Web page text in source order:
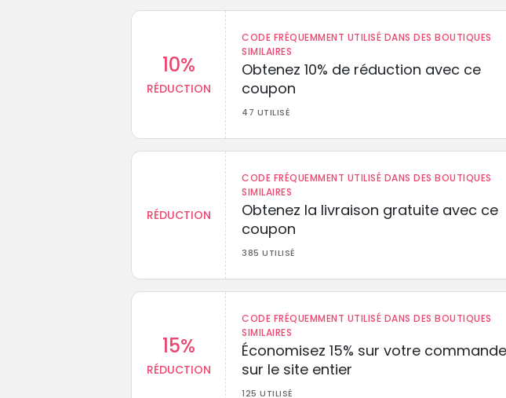
10%
RÉDUCTION
CODE FRÉQUEMMENT UTILISÉ DANS DES BOUTIQUES
SIMILAIRES
Obtenez 10% de réduction avec ce
coupon
47 UTILISÉ
RÉDUCTION
CODE FRÉQUEMMENT UTILISÉ DANS DES BOUTIQUES
SIMILAIRES
Obtenez la livraison gratuite avec ce
coupon
385 UTILISÉ
15%
RÉDUCTION
CODE FRÉQUEMMENT UTILISÉ DANS DES BOUTIQUES
SIMILAIRES
Économisez 15% sur votre commande
sur le site entier
125 UTILISÉ